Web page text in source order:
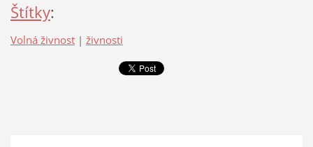
Štítky:
Volná živnost | živnosti